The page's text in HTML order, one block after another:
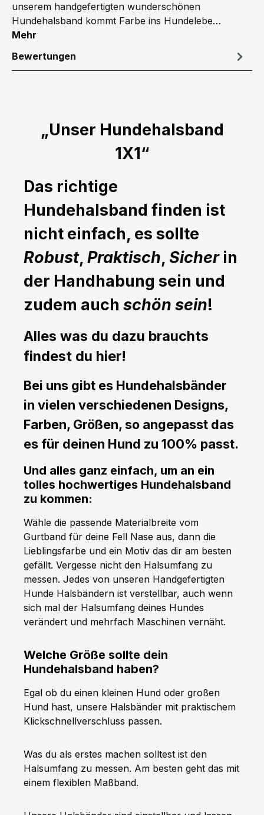
unserem handgefertigten wunderschönen
Hundehalsband kommt Farbe ins Hundelebe…
Mehr
Bewertungen
„Unser Hundehalsband
1X1“
Das richtige
Hundehalsband finden ist
nicht einfach, es sollte
Robust, Praktisch, Sicherin
der Handhabung sein und
zudem auch schön sein!
Alles was du dazu brauchts
findest du hier!
Bei uns gibt es Hundehalsbänder
in vielen verschiedenen Designs,
Farben, Größen, so angepasst das
es für deinen Hund zu 100% passt.
Und alles ganz einfach, um an ein
tolles hochwertiges Hundehalsband
zu kommen:
Wähle die passende Materialbreite vom
Gurtband für deine Fell Nase aus, dann die
Lieblingsfarbe und ein Motiv das dir am besten
gefällt. Vergesse nicht den Halsumfang zu
messen. Jedes von unseren Handgefertigten
Hunde Halsbändern ist verstellbar, auch wenn
sich mal der Halsumfang deines Hundes
verändert und mehrfach Maschinen vernäht.
Welche Größe sollte dein
Hundehalsband haben?
Egal ob du einen kleinen Hund oder großen
Hund hast, unsere Halsbänder mit praktischem
Klickschnellverschluss passen.
Was du als erstes machen solltest ist den
Halsumfang zu messen. Am besten geht das mit
einem flexiblen Maßband.